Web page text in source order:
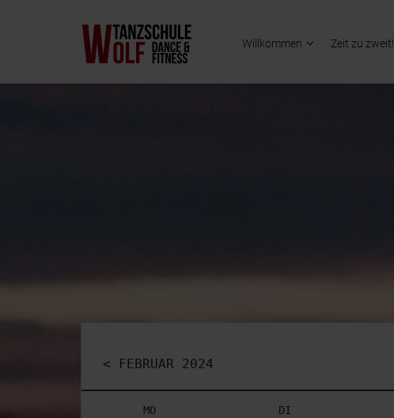
Willkommen Zeit zu zweit!
< FEBRUAR 2024
MO DI